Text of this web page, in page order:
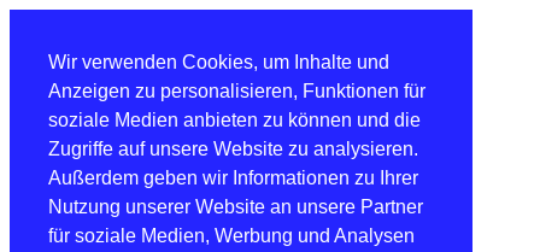
Wir verwenden Cookies, um Inhalte und
Anzeigen zu personalisieren, Funktionen für
soziale Medien anbieten zu können und die
Zugriffe auf unsere Website zu analysieren.
Außerdem geben wir Informationen zu Ihrer
Nutzung unserer Website an unsere Partner
für soziale Medien, Werbung und Analysen